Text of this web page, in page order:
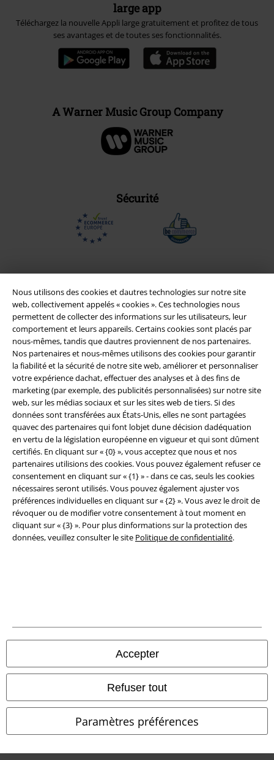
Nous utilisons des cookies et dautres technologies sur notre site
web, collectivement appelés « cookies ». Ces technologies nous
permettent de collecter des informations sur les utilisateurs, leur
comportement et leurs appareils. Certains cookies sont placés par
nous-mêmes, tandis que dautres proviennent de nos partenaires.
Nos partenaires et nous-mêmes utilisons des cookies pour garantir
la fiabilité et la sécurité de notre site web, améliorer et personnaliser
votre expérience dachat, effectuer des analyses et à des fins de
marketing (par exemple, des publicités personnalisées) sur notre site
web, sur les médias sociaux et sur les sites web de tiers. Si des
données sont transférées aux États-Unis, elles ne sont partagées
quavec des partenaires qui font lobjet dune décision dadéquation
en vertu de la législation européenne en vigueur et qui sont dûment
certifiés. En cliquant sur « {0} », vous acceptez que nous et nos
partenaires utilisions des cookies. Vous pouvez également refuser ce
consentement en cliquant sur « {1} » - dans ce cas, seuls les cookies
nécessaires seront utilisés. Vous pouvez également ajuster vos
préférences individuelles en cliquant sur « {2} ». Vous avez le droit de
révoquer ou de modifier votre consentement à tout moment en
cliquant sur « {3} ». Pour plus dinformations sur la protection des
données, veuillez consulter le site Politique de confidentialité.
Accepter
Refuser tout
Paramètres préférences
large app
Téléchargez la nouvelle Appli large gratuitement et profitez de tous
ses avantages et de toutes ses fonctionnalités.
A Warner Music Group Company
Sécurité
Légal
Conditions générales
Éditeur
Clauses de confidentialité
Élimination des déchets et protection de l'environnement
Déclaration de Conformité
Informations sur l'accessibilité
Boutiques en ligne EMP